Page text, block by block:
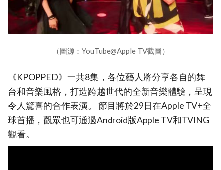
（圖源：YouTube@Apple TV截圖）
《KPOPPED》一共8集，各位藝人將分享各自的舞
台和音樂風格，打造跨越世代的全新音樂體驗，呈現
令人驚喜的合作表演。 節目將於29日在Apple TV+全
球首播，觀眾也可通過Android版Apple TV和TVING
觀看。